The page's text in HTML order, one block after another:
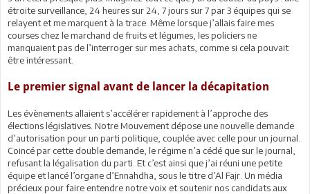
étroite surveillance, 24 heures sur 24, 7 jours sur 7 par 3 équipes qui se
relayent et me marquent à la trace. Même lorsque j’allais faire mes
courses chez le marchand de fruits et légumes, les policiers ne
manquaient pas de l’interroger sur mes achats, comme si cela pouvait
être intéressant.
Le premier signal avant de lancer la décapitation
Les évènements allaient s’accélérer rapidement à l’approche des
élections législatives. Notre Mouvement dépose une nouvelle demande
d’autorisation pour un parti politique, couplée avec celle pour un journal.
Coincé par cette double demande, le régime n’a cédé que sur le journal,
refusant la légalisation du parti. Et c’est ainsi que j’ai réuni une petite
équipe et lancé l’organe d’Ennahdha, sous le titre d’Al Fajr. Un média
précieux pour faire entendre notre voix et soutenir nos candidats aux